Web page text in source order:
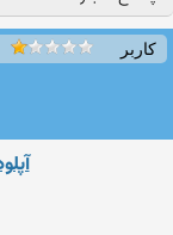
کاربر